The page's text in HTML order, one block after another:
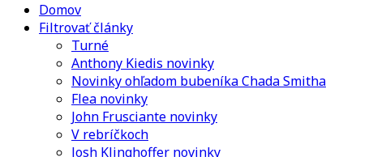
Domov
Filtrovať články
Turné
Anthony Kiedis novinky
Novinky ohľadom bubeníka Chada Smitha
Flea novinky
John Frusciante novinky
V rebríčkoch
Josh Klinghoffer novinky